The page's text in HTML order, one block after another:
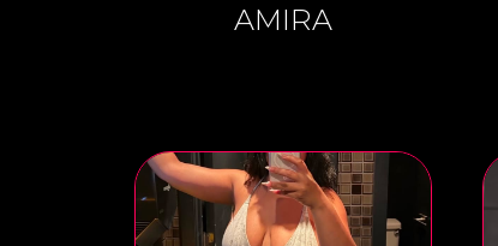
AMIRA